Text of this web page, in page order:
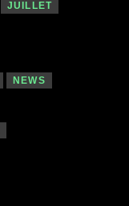
JUILLET
NEWS